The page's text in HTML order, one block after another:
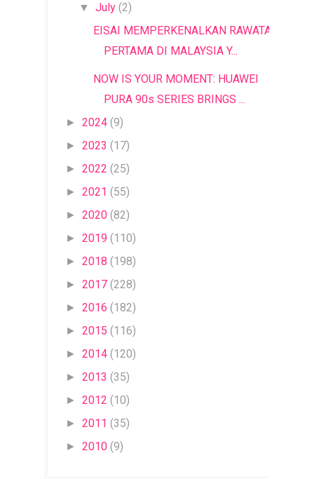
▼ July (2)
EISAI MEMPERKENALKAN RAWATAN
PERTAMA DI MALAYSIA Y...
NOW IS YOUR MOMENT: HUAWEI
PURA 90s SERIES BRINGS ...
► 2024 (9)
► 2023 (17)
► 2022 (25)
► 2021 (55)
► 2020 (82)
► 2019 (110)
► 2018 (198)
► 2017 (228)
► 2016 (182)
► 2015 (116)
► 2014 (120)
► 2013 (35)
► 2012 (10)
► 2011 (35)
► 2010 (9)